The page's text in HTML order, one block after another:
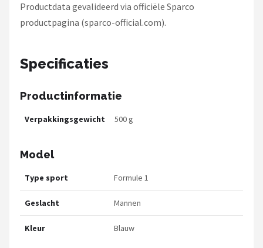
Productdata gevalideerd via officiële Sparco
productpagina (sparco-official.com).
Specificaties
Productinformatie
Verpakkingsgewicht 500 g
Model
Type sport Formule 1
Geslacht Mannen
Kleur Blauw